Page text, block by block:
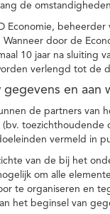
de
Economie,
door de
10 jaar na sluiting
verlengd tot
en aan
de partners van
vermeld in
van de bij het
om alle
te organiseren en
het beginsel van